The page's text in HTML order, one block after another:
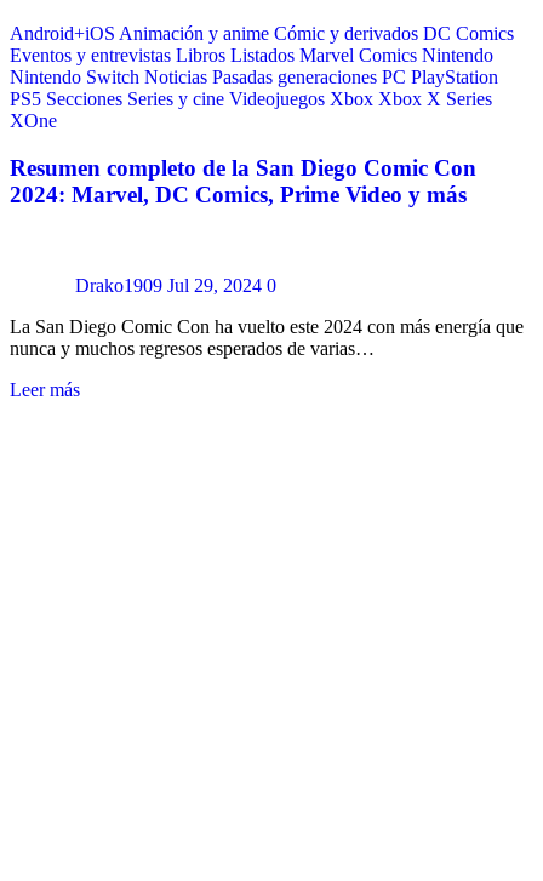
Android+iOS Animación y anime Cómic y derivados DC Comics
Eventos y entrevistas Libros Listados Marvel Comics Nintendo
Nintendo Switch Noticias Pasadas generaciones PC PlayStation
PS5 Secciones Series y cine Videojuegos Xbox Xbox X Series
XOne
Resumen completo de la San Diego Comic Con
2024: Marvel, DC Comics, Prime Video y más
Drako1909 Jul 29, 2024 0
La San Diego Comic Con ha vuelto este 2024 con más energía que
nunca y muchos regresos esperados de varias…
Leer más